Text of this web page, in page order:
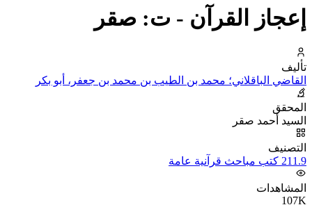
إعجاز القرآن - ت: صقر
تأليف
القاضي الباقلاني؛ محمد بن الطيب بن محمد بن جعفر، أبو بكر
المحقق
السيد أحمد صقر
التصنيف
211.9 كتب مباحث قرآنية عامة
المشاهدات
107K